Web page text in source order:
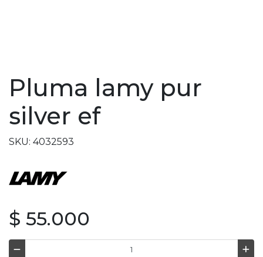
Pluma lamy pur
silver ef
SKU: 4032593
$ 55.000